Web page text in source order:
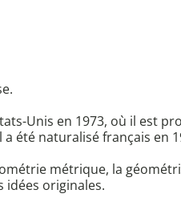
Unis en 1973, où il est
été naturalisé français en
métrique, la
idées originales.